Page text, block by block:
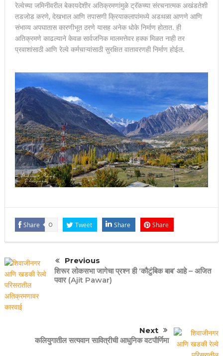
रेल्वेच्या जमिनीवरील बेकायदेशीर अतिक्रमणांमुळे ट्रॅकच्या संरचनात्मक अखंडतेशी
तडजोड करणे, देखभाल आणि तपासणी क्रियाकलापांमध्ये अडथळा आणणे आणि
संभाव्य अपघातास कारणीभूत ठरणे यासह अनेक धोके निर्माण होतात. ही
अतिक्रमणे काढल्याने केवळ सार्वजनिक मालमत्तेवर हक्क मिळत नाही तर
प्रवाशांसाठी आणि रेल्वे कर्मचाऱ्यांसाठी सुरक्षित वातावरणही निर्माण होईल.
Share 0 Tweet Share Share
Previous
शिरूर लोकसभा जागेचा प्रश्न ही ‘कौटुंबिक बाब’ आहे – अजित
पवार (Ajit Pawar)
Next
कलियुगातील सत्यवान सावित्रीची आधुनिक वटपौर्णिमा